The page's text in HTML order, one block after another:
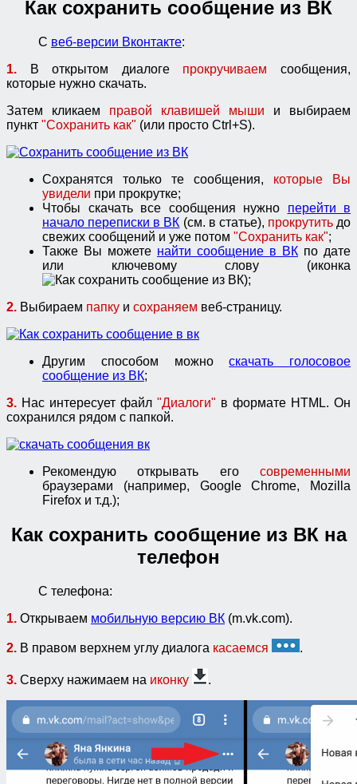
Как сохранить сообщение из ВК
С веб-версии Вконтакте:
1.
В открытом диалоге прокручиваем сообщения,
которые нужно скачать.
Затем кликаем правой клавишей мыши и выбираем
пункт "Сохранить как" (или просто Ctrl+S).
Сохранятся только те сообщения, которые Вы
увидели при прокрутке;
Чтобы скачать все сообщения нужно перейти в
начало переписки в ВК (см. в статье), прокрутитьдо
свежих сообщений и уже потом "Сохранить как";
Также Вы можете найти сообщение в ВК по дате
или ключевому слову (иконка
);
2. Выбираем папку и сохраняем веб-страницу.
Другим способом можноскачать голосовое
сообщение из ВК;
3. Нас интересует файл "Диалоги" в формате HTML. Он
сохранился рядом с папкой.
Рекомендую открывать его современными
браузерами (например, Google Chrome, Mozilla
Firefox и т.д.);
Как сохранить сообщение из ВК на
телефон
С телефона:
1. Открываем мобильную версию ВК (m.vk.com).
2. В правом верхнем углу диалога касаемся .
3. Сверху нажимаем на иконку .